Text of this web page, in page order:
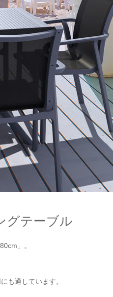
グテーブル
」。
も適しています。